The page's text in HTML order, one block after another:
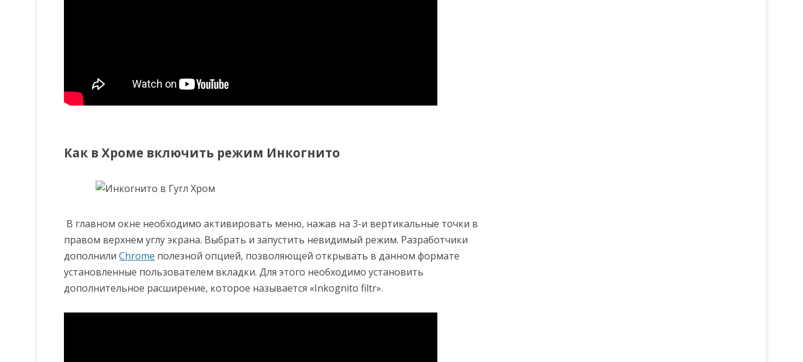
Как в Хроме включить режим Инкогнито
В главном окне необходимо активировать меню, нажав на 3-и вертикальные точки в
правом верхнем углу экрана. Выбрать и запустить невидимый режим. Разработчики
дополнилиChrome полезной опцией, позволяющей открывать в данном формате
установленные пользователем вкладки. Для этого необходимо установить
дополнительное расширение, которое называется «Inkognito filtr».